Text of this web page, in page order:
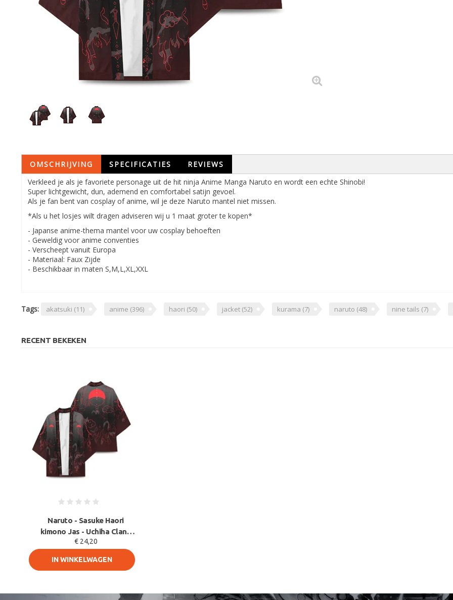
OMSCHRIJVING SPECIFICATIES
REVIEWS
Verkleed je als je favoriete personage uit de hit ninja Anime Manga Naruto en wordt een echte Shinobi!
Super lichtgewicht, dun, ademend en comfortabel satijn gevoel.
Als je fan bent van cosplay of anime, wil je deze Naruto mantel niet missen.
*Als u het losjes wilt dragen adviseren wij u 1 maat groter te kopen*
- Japanse anime-thema mantel voor uw cosplay behoeften
- Geweldig voor anime conventies
- Verscheept vanuit Europa
- Materiaal: Faux Zijde
- Beschikbaar in maten S,M,L,XL,XXL
Tags: akatsuki (11) anime (396) haori (50) jacket (52) kurama (7) naruto (48) nine tails (7)
RECENT BEKEKEN
Naruto - Sasuke Haori
kimono Jas - Uchiha Clan -
Cosplay
€ 24,20
IN WINKELWAGEN